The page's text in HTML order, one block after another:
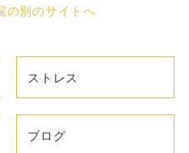
の別のサイトへ
ストレス
ブログ